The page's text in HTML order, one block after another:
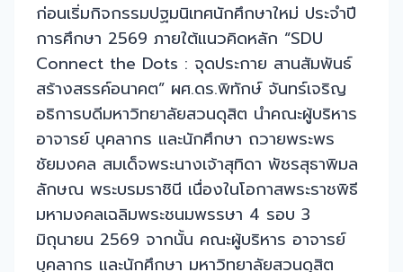
ก่อนเริ่มกิจกรรมปฐมนิเทศนักศึกษาใหม่ ประจำปี
การศึกษา 2569 ภายใต้แนวคิดหลัก “SDU
Connect the Dots : จุดประกาย สานสัมพันธ์
สร้างสรรค์อนาคต” ผศ.ดร.พิทักษ์ จันทร์เจริญ
อธิการบดีมหาวิทยาลัยสวนดุสิต นำคณะผู้บริหาร
อาจารย์ บุคลากร และนักศึกษา ถวายพระพร
ชัยมงคล สมเด็จพระนางเจ้าสุทิดา พัชรสุธาพิมล
ลักษณ พระบรมราชินี เนื่องในโอกาสพระราชพิธี
มหามงคลเฉลิมพระชนมพรรษา 4 รอบ 3
มิถุนายน 2569 จากนั้น คณะผู้บริหาร อาจารย์
บุคลากร และนักศึกษา มหาวิทยาลัยสวนดุสิต